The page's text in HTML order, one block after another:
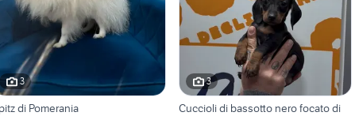
3
di Pomerania
3
Cuccioli di bassotto nero focato di